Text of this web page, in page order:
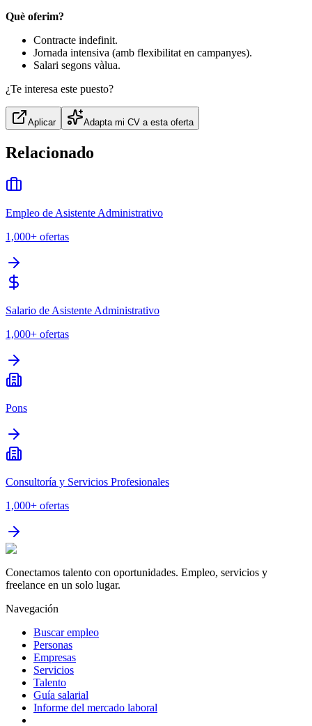
Què oferim?
Contracte indefinit.
Jornada intensiva (amb flexibilitat en campanyes).
Salari segons vàlua.
¿Te interesa este puesto?
Aplicar Adapta mi CV a esta oferta
Relacionado
Empleo de Asistente Administrativo
1,000+ ofertas
Salario de Asistente Administrativo
1,000+ ofertas
Pons
Consultoría y Servicios Profesionales
1,000+ ofertas
Conectamos talento con oportunidades. Empleo, servicios y
freelance en un solo lugar.
Navegación
Buscar empleo
Personas
Empresas
Servicios
Talento
Guía salarial
Informe del mercado laboral